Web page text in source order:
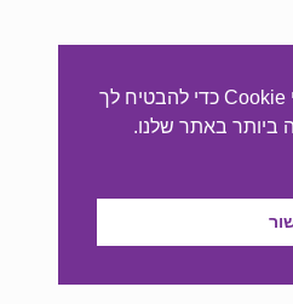
אתר זה משתמש בקובצי Cookie כדי להבטיח לך
ביותר באתר שלנו.